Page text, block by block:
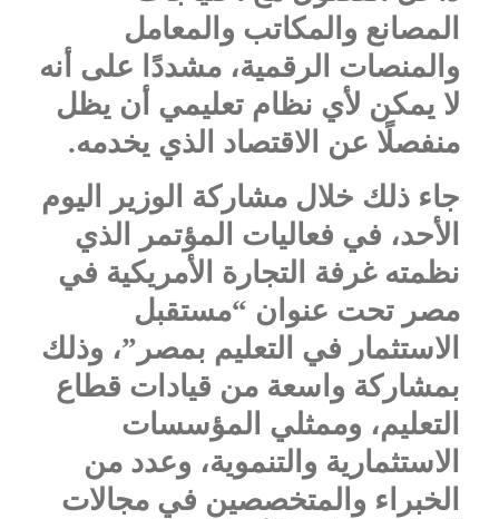
المصانع والمكاتب والمعامل
والمنصات الرقمية، مشددًا على أنه
لا يمكن لأي نظام تعليمي أن يظل
منفصلًا عن الاقتصاد الذي يخدمه.
جاء ذلك خلال مشاركة الوزير اليوم
الأحد، في فعاليات المؤتمر الذي
نظمته غرفة التجارة الأمريكية في
مصر تحت عنوان “مستقبل
الاستثمار في التعليم بمصر”، وذلك
بمشاركة واسعة من قيادات قطاع
التعليم، وممثلي المؤسسات
الاستثمارية والتنموية، وعدد من
الخبراء والمتخصصين في مجالات